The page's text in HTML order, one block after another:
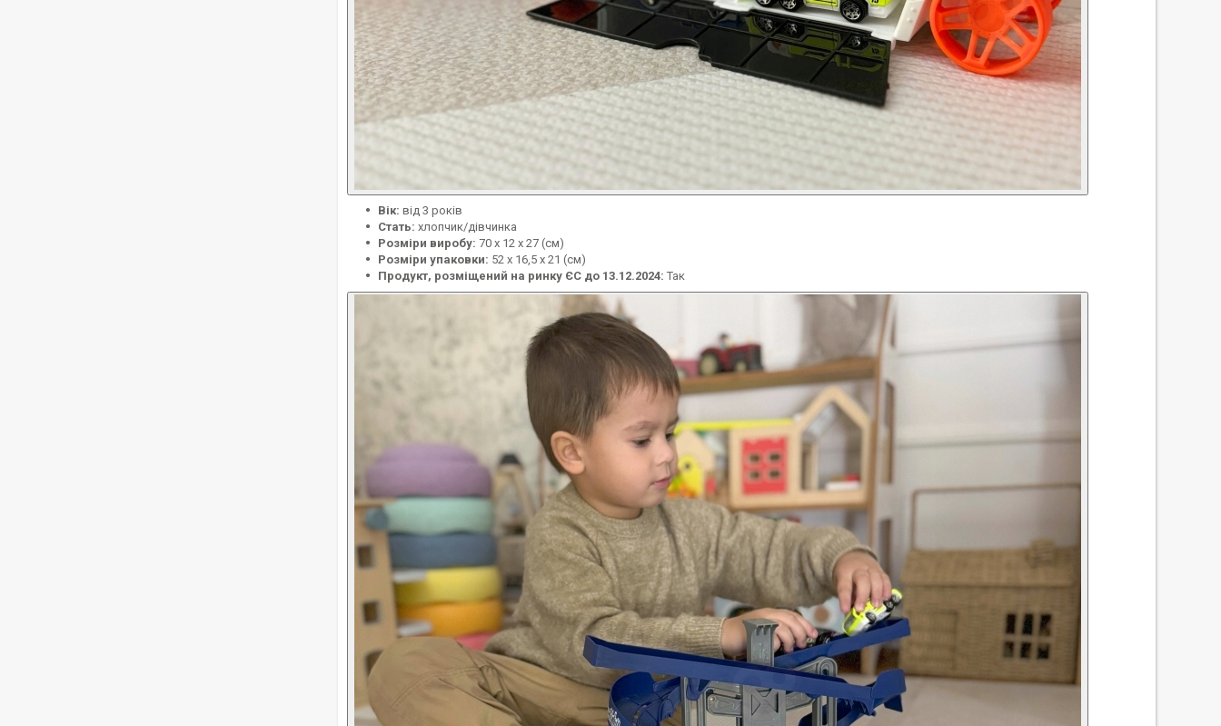
Вік: від 3 років
Стать: хлопчик/дівчинка
Розміри виробу: 70 x 12 x 27 (см)
Розміри упаковки: 52 x 16,5 x 21 (см)
Продукт, розміщений на ринку ЄС до 13.12.2024: Так